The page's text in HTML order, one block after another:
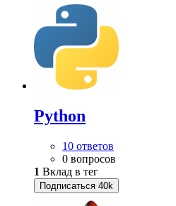
Python
10 ответов
0 вопросов
1 Вклад в тег
Подписаться 40k